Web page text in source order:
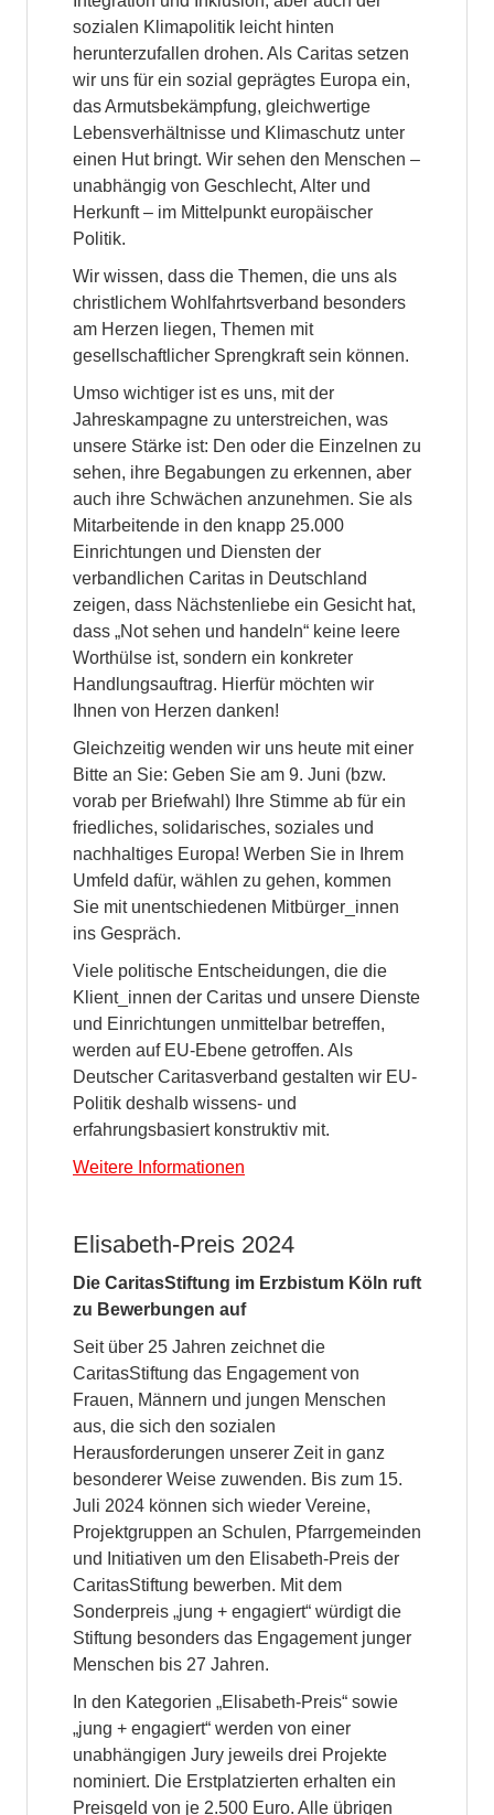
sozialen Klimapolitik leicht hinten
herunterzufallen drohen. Als Caritas setzen
wir uns für ein sozial geprägtes Europa ein,
das Armutsbekämpfung, gleichwertige
Lebensverhältnisse und Klimaschutz unter
einen Hut bringt. Wir sehen den Menschen –
unabhängig von Geschlecht, Alter und
Herkunft – im Mittelpunkt europäischer
Politik.
Wir wissen, dass die Themen, die uns als
christlichem Wohlfahrtsverband besonders
am Herzen liegen, Themen mit
gesellschaftlicher Sprengkraft sein können.
Umso wichtiger ist es uns, mit der
Jahreskampagne zu unterstreichen, was
unsere Stärke ist: Den oder die Einzelnen zu
sehen, ihre Begabungen zu erkennen, aber
auch ihre Schwächen anzunehmen. Sie als
Mitarbeitende in den knapp 25.000
Einrichtungen und Diensten der
verbandlichen Caritas in Deutschland
zeigen, dass Nächstenliebe ein Gesicht hat,
dass „Not sehen und handeln“ keine leere
Worthülse ist, sondern ein konkreter
Handlungsauftrag. Hierfür möchten wir
Ihnen von Herzen danken!
Gleichzeitig wenden wir uns heute mit einer
Bitte an Sie: Geben Sie am 9. Juni (bzw.
vorab per Briefwahl) Ihre Stimme ab für ein
friedliches, solidarisches, soziales und
nachhaltiges Europa! Werben Sie in Ihrem
Umfeld dafür, wählen zu gehen, kommen
Sie mit unentschiedenen Mitbürger_innen
ins Gespräch.
Viele politische Entscheidungen, die die
Klient_innen der Caritas und unsere Dienste
und Einrichtungen unmittelbar betreffen,
werden auf EU-Ebene getroffen. Als
Deutscher Caritasverband gestalten wir EU-
Politik deshalb wissens- und
erfahrungsbasiert konstruktiv mit.
Weitere Informationen
Elisabeth-Preis 2024
Die CaritasStiftung im Erzbistum Köln ruft
zu Bewerbungen auf
Seit über 25 Jahren zeichnet die
CaritasStiftung das Engagement von
Frauen, Männern und jungen Menschen
aus, die sich den sozialen
Herausforderungen unserer Zeit in ganz
besonderer Weise zuwenden. Bis zum 15.
Juli 2024 können sich wieder Vereine,
Projektgruppen an Schulen, Pfarrgemeinden
und Initiativen um den Elisabeth-Preis der
CaritasStiftung bewerben. Mit dem
Sonderpreis „jung + engagiert“ würdigt die
Stiftung besonders das Engagement junger
Menschen bis 27 Jahren.
In den Kategorien „Elisabeth-Preis“ sowie
„jung + engagiert“ werden von einer
unabhängigen Jury jeweils drei Projekte
nominiert. Die Erstplatzierten erhalten ein
Preisgeld von je 2.500 Euro. Alle übrigen